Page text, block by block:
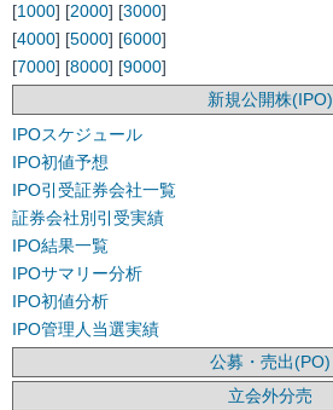
[1000] [2000] [3000]
[4000] [5000] [6000]
[7000] [8000] [9000]
新規公開株(IPO)
IPOスケジュール
IPO初値予想
IPO引受証券会社一覧
証券会社別引受実績
IPO結果一覧
IPOサマリー分析
IPO初値分析
IPO管理人当選実績
公募・売出(PO)
立会外分売